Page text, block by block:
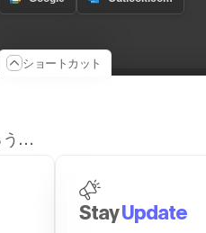
ショートカット
う…
StayUpdate